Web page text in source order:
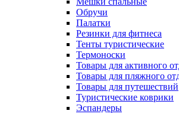
Обручи
Палатки
Резинки для фитнеса
Тенты туристические
Термоноски
Товары для активного
Товары для пляжного
Товары для путешествий
Туристические коврики
Эспандеры